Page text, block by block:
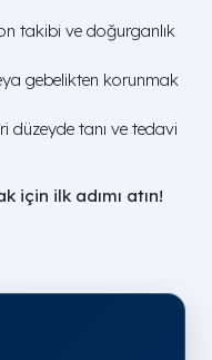
takibi ve doğurganlık
gebelikten korunmak
düzeyde tanı ve tedavi
için ilk adımı atın!